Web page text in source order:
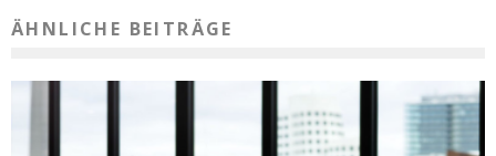
ÄHNLICHE BEITRÄGE